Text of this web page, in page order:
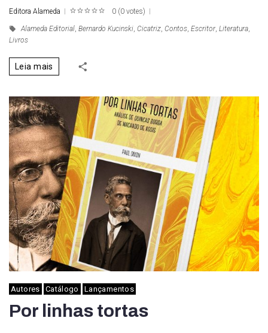
Editora Alameda
0 (0 votes)
Alameda Editorial Bernardo Kucinski Cicatriz Contos Escritor, Literatura
Livros
Leia mais
Autores Catálogo Lançamentos
Por linhas tortas